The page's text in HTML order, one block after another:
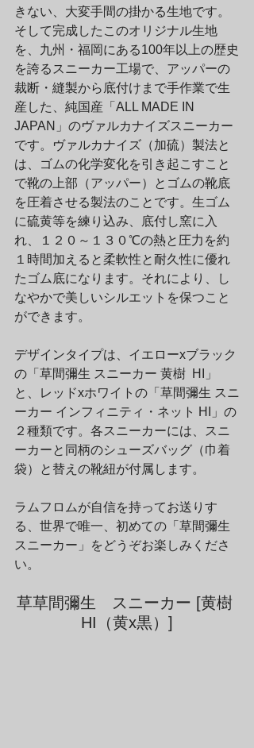
きない、大変手間の掛かる生地です。
そして完成したこのオリジナル生地
を、九州・福岡にある100年以上の歴史
を誇るスニーカー工場で、アッパーの
裁断・縫製から底付けまで手作業で生
産した、純国産「ALL MADE IN
JAPAN」のヴァルカナイズスニーカー
です。ヴァルカナイズ（加硫）製法と
は、ゴムの化学変化を引き起こすこと
で靴の上部（アッパー）とゴムの靴底
を圧着させる製法のことです。生ゴム
に硫黄等を練り込み、底付し窯に入
れ、１２０～１３０℃の熱と圧力を約
１時間加えると柔軟性と耐久性に優れ
たゴム底になります。それにより、し
なやかで美しいシルエットを保つこと
ができます。
デザインタイプは、イエローxブラック
の「草間彌生 スニーカー 黄樹  HI」
と、レッドxホワイトの「草間彌生 スニ
ーカー インフィニティ・ネット HI」の
２種類です。各スニーカーには、スニ
ーカーと同柄のシューズバッグ（巾着
袋）と替えの靴紐が付属します。
ラムフロムが自信を持ってお送りす
る、世界で唯一、初めての「草間彌生
スニーカー」をどうぞお楽しみくださ
い。
草草間彌生　スニーカー [黄樹
HI（黄x黒）]